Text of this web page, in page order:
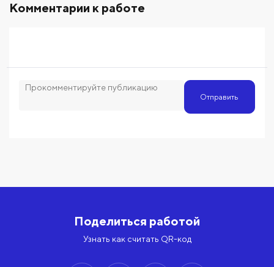
Комментарии к работе
Отправить
Поделиться работой
Узнать как считать QR-код